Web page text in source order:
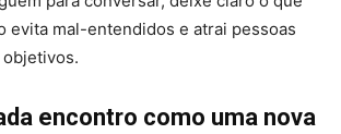
evita mal-entendidos e atrai pessoas
encontro como uma nova